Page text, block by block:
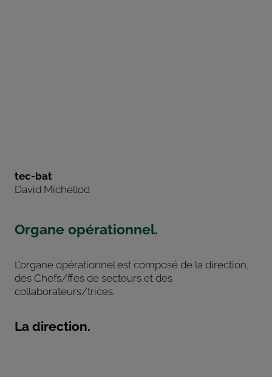
tec-bat
David Michellod
Organe opérationnel.
L’organe opérationnel est composé de la direction,
des Chefs/ffes de secteurs et des
collaborateurs/trices.
La direction.